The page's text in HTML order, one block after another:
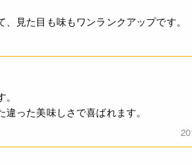
見た目も味もワンランクアップです。
った美味しさで喜ばれます。